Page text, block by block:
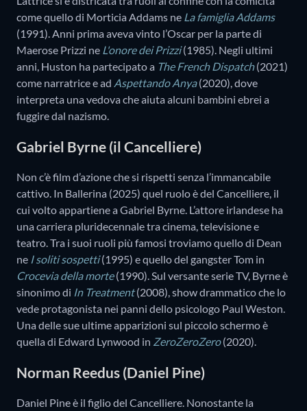
come quello di Morticia Addams ne La famiglia Addams
(1991). Anni prima aveva vinto l’Oscar per la parte di
Maerose Prizzi ne L'onore dei Prizzi(1985). Negli ultimi
anni, Huston ha partecipato a The French Dispatch(2021)
come narratrice e ad Aspettando Anya(2020), dove
interpreta una vedova che aiuta alcuni bambini ebrei a
fuggire dal nazismo.
Gabriel Byrne (il Cancelliere)
Non c’è film d’azione che si rispetti senza l’immancabile
cattivo. In Ballerina (2025) quel ruolo è del Cancelliere, il
cui volto appartiene a Gabriel Byrne. L’attore irlandese ha
una carriera pluridecennale tra cinema, televisione e
teatro. Tra i suoi ruoli più famosi troviamo quello di Dean
ne I soliti sospetti(1995) e quello del gangster Tom in
Crocevia della morte(1990). Sul versante serie TV, Byrne è
sinonimo di In Treatment(2008), show drammatico che lo
vede protagonista nei panni dello psicologo Paul Weston.
Una delle sue ultime apparizioni sul piccolo schermo è
quella di Edward Lynwood in ZeroZeroZero(2020).
Norman Reedus (Daniel Pine)
Daniel Pine è il figlio del Cancelliere. Nonostante la